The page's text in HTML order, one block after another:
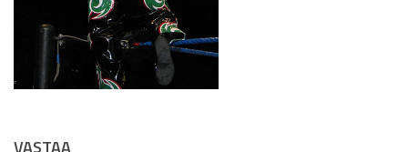
VASTAA